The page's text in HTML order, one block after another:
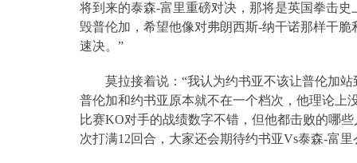
将到来的泰森-富里重磅对决，那将是英国拳击
毁普伦加，希望他像对弗朗西斯-纳干诺那样干脆
速决。”
莫拉接着说：“我认为约书亚不该让普伦加站
普伦加和约书亚原本就不在一个档次，他理论上
比赛KO对手的战绩数字不错，但他都击败的哪
次打满12回合，大家还会期待约书亚Vs泰森-富里